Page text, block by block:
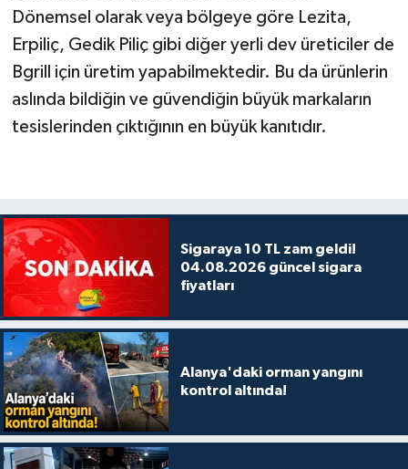
Dönemsel olarak veya bölgeye göre Lezita,
Erpiliç, Gedik Piliç gibi diğer yerli dev üreticiler de
Bgrill için üretim yapabilmektedir. Bu da ürünlerin
aslında bildiğin ve güvendiğin büyük markaların
tesislerinden çıktığının en büyük kanıtıdır.
Sigaraya 10 TL zam geldi!
04.08.2026 güncel sigara
fiyatları
Alanya'daki orman yangını
kontrol altında!